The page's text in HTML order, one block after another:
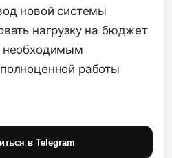
новой системы
нагрузку на бюджет
необходимым
работы
в Telegram